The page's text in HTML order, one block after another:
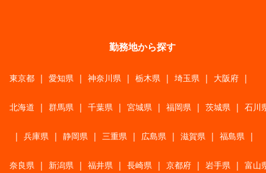
勤務地から探す
東京都 | 愛知県 | 神奈川県 | 栃木県 | 埼玉県 | 大阪府 |
北海道 | 群馬県 | 千葉県 | 宮城県 | 福岡県 | 茨城県 | 石川
| 兵庫県 | 静岡県 | 三重県 | 広島県 | 滋賀県 | 福島県 |
奈良県 | 新潟県 | 福井県 | 長崎県 | 京都府 | 岩手県 | 富山